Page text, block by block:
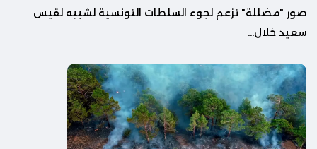
صور "مضللة" تزعم لجوء السلطات التونسية لشبيه لقيس
سعيد خلال...